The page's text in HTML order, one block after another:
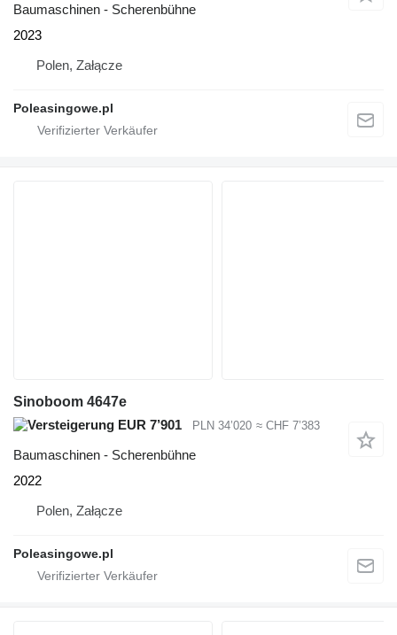
Baumaschinen - Scherenbühne
2023
Polen, Załącze
Poleasingowe.pl
Sinoboom 4647e
EUR 7’901
PLN 34’020 ≈ CHF 7’383
Baumaschinen - Scherenbühne
2022
Polen, Załącze
Poleasingowe.pl